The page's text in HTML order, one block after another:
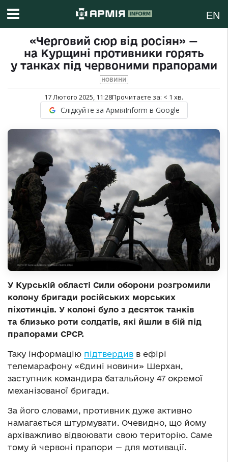
EN
«Черговий сюр від росіян» —
на Курщині противники горять
у танках під червоними прапорами
НОВИНИ
17 Лютого 2025, 11:28Прочитаєте за: < 1 хв.
Слідкуйте за АрміяInform в Google
У Курській області Сили оборони розгромили
колону бригади російських морських
піхотинців. У колоні було з десяток танків
та близько роти солдатів, які йшли в бій під
прапорами СРСР.
Таку інформацію підтвердив в ефірі
телемарафону «Єдині новини» Шерхан,
заступник командира батальйону 47 окремої
механізованої бригади.
За його словами, противник дуже активно
намагається штурмувати. Очевидно, що йому
архіважливо відвоювати свою територію. Саме
тому й червоні прапори — для мотивації.